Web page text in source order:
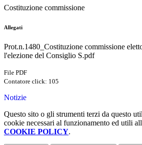
Costituzione commissione
Allegati
Prot.n.1480_Costituzione commissione
l'elezione del Consiglio S.pdf
File PDF
Contatore click: 105
Notizie
Questo sito o gli strumenti terzi da questo
cookie necessari al funzionamento ed utili
COOKIE POLICY.